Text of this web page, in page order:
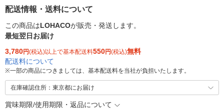
配送情報・送料について
この商品はLOHACOが販売・発送します。
最短翌日お届け
3,780円(税込)以上で基本配送料550円(税込)無料
配送料について
※一部の商品につきましては、基本配送料を当社が負担いたします。
在庫確認住所：東京都にお届け
賞味期限/使用期限・返品について